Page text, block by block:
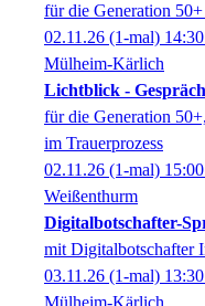
für die Generation
02.11.26 (1-mal) 14:30
Mülheim-Kärlich
Lichtblick -
für die Generation
im Trauerprozess
02.11.26 (1-mal) 15:00
Weißenthurm
Digitalbotschafter-
mit Digitalbotschafter
03.11.26 (1-mal) 13:30
Mülheim-Kärlich